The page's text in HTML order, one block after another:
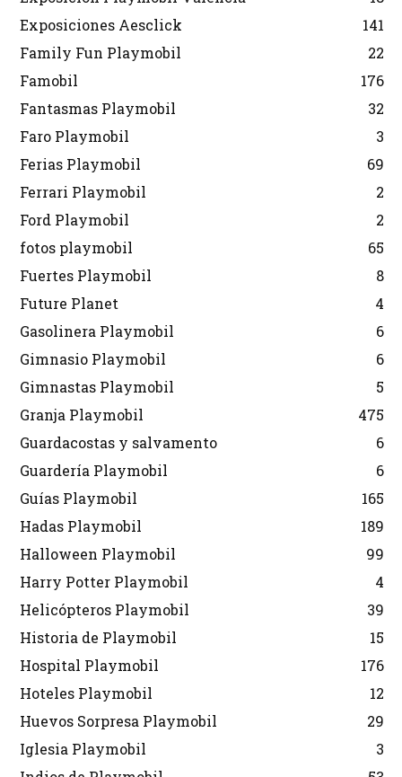
Exposiciones Aesclick
141
Family Fun Playmobil
22
Famobil
176
Fantasmas Playmobil
32
Faro Playmobil
3
Ferias Playmobil
69
Ferrari Playmobil
2
Ford Playmobil
2
fotos playmobil
65
Fuertes Playmobil
8
Future Planet
4
Gasolinera Playmobil
6
Gimnasio Playmobil
6
Gimnastas Playmobil
5
Granja Playmobil
475
Guardacostas y salvamento
6
Guardería Playmobil
6
Guías Playmobil
165
Hadas Playmobil
189
Halloween Playmobil
99
Harry Potter Playmobil
4
Helicópteros Playmobil
39
Historia de Playmobil
15
Hospital Playmobil
176
Hoteles Playmobil
12
Huevos Sorpresa Playmobil
29
Iglesia Playmobil
3